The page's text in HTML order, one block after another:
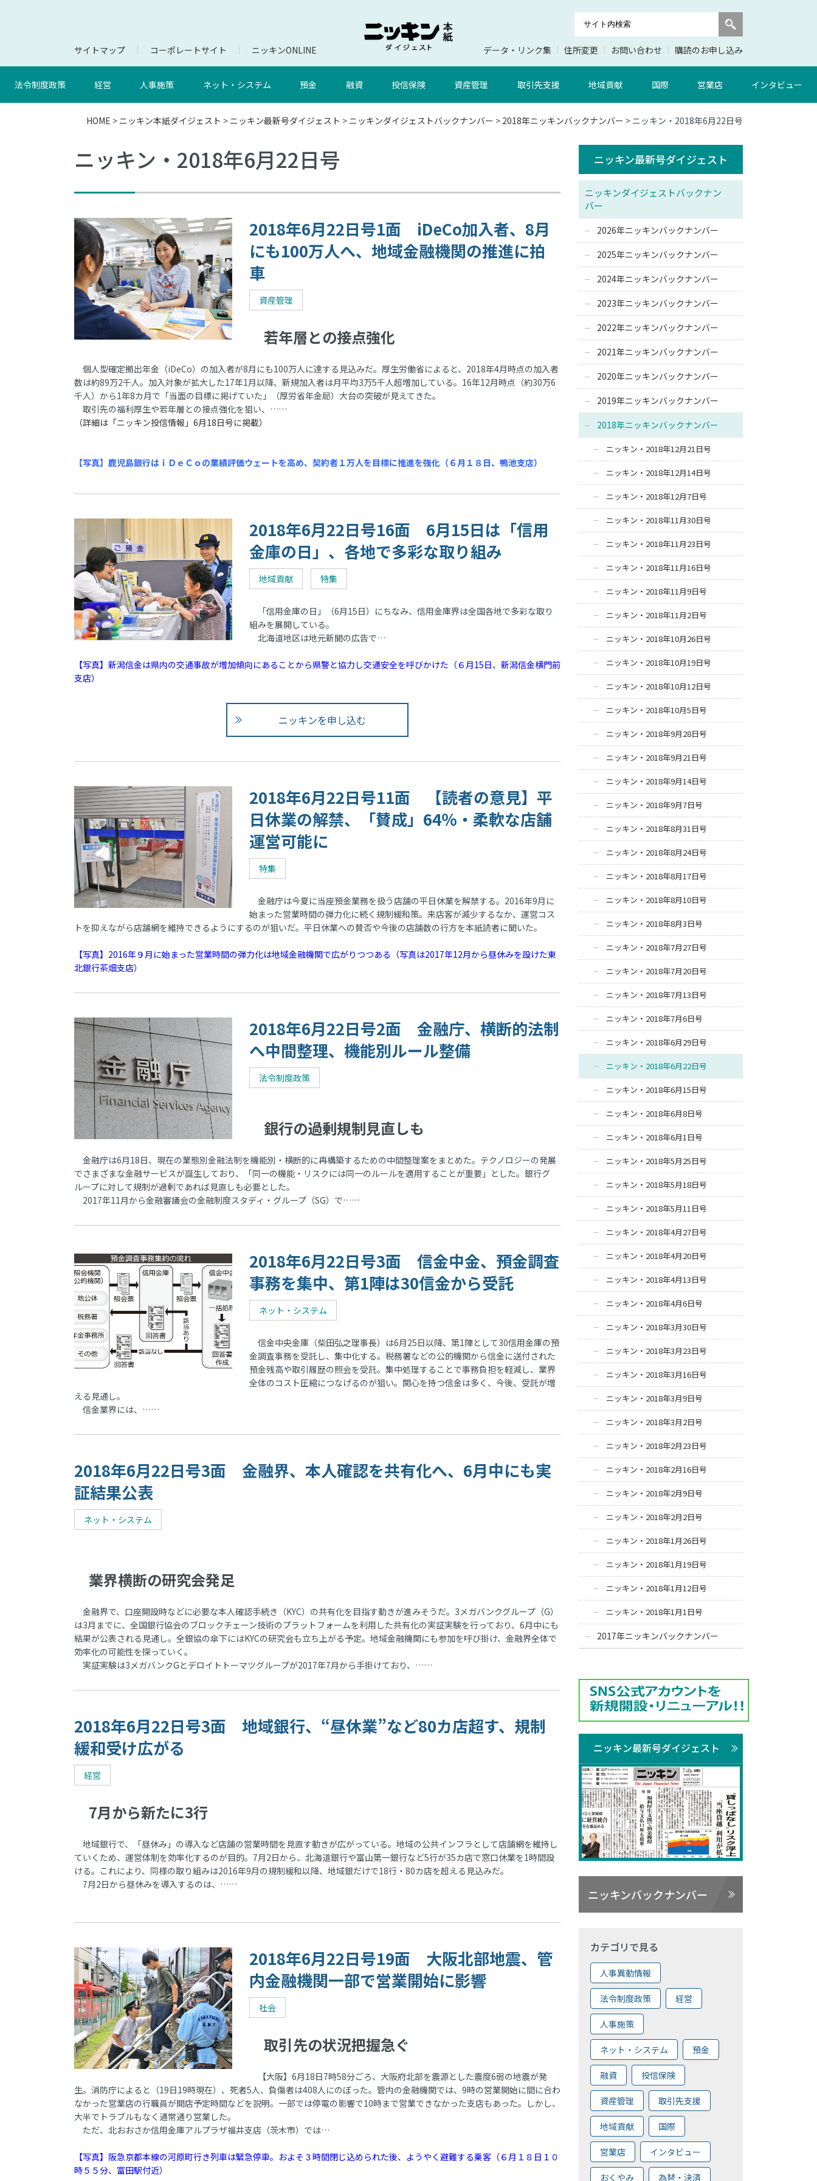
サイトマップ コーポレートサイト ニッキンONLINE データ・リンク集 住所変更 お問い合わせ 購読のお申し込み
法令制度政策 経営 人事施策 ネット・システム 預金 融資 投信保険 資産管理 取引先支援 地域貢献 国際 営業店 インタビュー
HOME > ニッキン本紙ダイジェスト > ニッキン最新号ダイジェスト > ニッキンダイジェストバックナンバー > 2018年ニッキンバックナンバー > ニッキン・2018年6月22日号
ニッキン・2018年6月22日号
2018年6月22日号1面 iDeCo加入者、8月
にも100万人へ、地域金融機関の推進に拍
車
資産管理
若年層との接点強化
個人型確定拠出年金（iDeCo）の加入者が8月にも100万人に達する見込みだ。厚生労働省によると、2018年4月時点の加入者
数は約89万2千人。加入対象が拡大した17年1月以降、新規加入者は月平均3万5千人超増加している。16年12月時点（約30万6
千人）から1年8カ月で「当面の目標に掲げていた」（厚労省年金局）大台の突破が見えてきた。
取引先の福利厚生や若年層との接点強化を狙い、……
（詳細は「ニッキン投信情報」6月18日号に掲載）
【写真】鹿児島銀行はｉＤｅＣｏの業績評価ウェートを高め、契約者１万人を目標に推進を強化（６月１８日、鴨池支店）
2018年6月22日号16面 6月15日は「信用
金庫の日」、各地で多彩な取り組み
地域貢献 特集
「信用金庫の日」（6月15日）にちなみ、信用金庫界は全国各地で多彩な取り
組みを展開している。
北海道地区は地元新聞の広告で…
【写真】新潟信金は県内の交通事故が増加傾向にあることから県警と協力し交通安全を呼びかけた（６月15日、新潟信金横門前
支店）
ニッキンを申し込む
2018年6月22日号11面 【読者の意見】平
日休業の解禁、「賛成」64％・柔軟な店舗
運営可能に
特集
金融庁は今夏に当座預金業務を扱う店舗の平日休業を解禁する。2016年9月に
始まった営業時間の弾力化に続く規制緩和策。来店客が減少するなか、運営コス
トを抑えながら店舗網を維持できるようにするのが狙いだ。平日休業への賛否や今後の店舗数の行方を本紙読者に聞いた。
【写真】2016年９月に始まった営業時間の弾力化は地域金融機関で広がりつつある（写真は2017年12月から昼休みを設けた東
北銀行茶畑支店）
2018年6月22日号2面 金融庁、横断的法制
へ中間整理、機能別ルール整備
法令制度政策
銀行の過剰規制見直しも
金融庁は6月18日、現在の業態別金融法制を機能別・横断的に再構築するための中間整理案をまとめた。テクノロジーの発展
でさまざまな金融サービスが誕生しており、「同一の機能・リスクには同一のルールを適用することが重要」とした。銀行グ
ループに対して規制が過剰であれば見直しも必要とした。
2017年11月から金融審議会の金融制度スタディ・グループ（SG）で……
2018年6月22日号3面 信金中金、預金調査
事務を集中、第1陣は30信金から受託
ネット・システム
信金中央金庫（柴田弘之理事長）は6月25日以降、第1陣として30信用金庫の預
金調査事務を受託し、集中化する。税務署などの公的機関から信金に送付された
預金残高や取引履歴の照会を受託。集中処理することで事務負担を軽減し、業界
全体のコスト圧縮につなげるのが狙い。関心を持つ信金は多く、今後、受託が増
える見通し。
信金業界には、……
2018年6月22日号3面 金融界、本人確認を共有化へ、6月中にも実
証結果公表
ネット・システム
業界横断の研究会発足
金融界で、口座開設時などに必要な本人確認手続き（KYC）の共有化を目指す動きが進みそうだ。3メガバンクグループ（G）
は3月までに、全国銀行協会のブロックチェーン技術のプラットフォームを利用した共有化の実証実験を行っており、6月中にも
結果が公表される見通し。全銀協の傘下にはKYCの研究会も立ち上がる予定。地域金融機関にも参加を呼び掛け、金融界全体で
効率化の可能性を探っていく。
実証実験は3メガバンクGとデロイトトーマツグループが2017年7月から手掛けており、……
2018年6月22日号3面 地域銀行、“昼休業”など80カ店超す、規制
緩和受け広がる
経営
7月から新たに3行
地域銀行で、「昼休み」の導入など店舗の営業時間を見直す動きが広がっている。地域の公共インフラとして店舗網を維持し
ていくため、運営体制を効率化するのが目的。7月2日から、北海道銀行や富山第一銀行など5行が35カ店で窓口休業を1時間設
ける。これにより、同様の取り組みは2016年9月の規制緩和以降、地域銀だけで18行・80カ店を超える見込みだ。
7月2日から昼休みを導入するのは、……
2018年6月22日号19面 大阪北部地震、管
内金融機関一部で営業開始に影響
社会
取引先の状況把握急ぐ
【大阪】6月18日7時58分ごろ、大阪府北部を震源とした震度6弱の地震が発
生。消防庁によると（19日19時現在）、死者5人、負傷者は408人にのぼった。管内の金融機関では、9時の営業開始に間に合わ
なかった営業店の行職員が開店予定時間などを説明。一部では停電の影響で10時まで営業できなかった支店もあった。しかし、
大半でトラブルもなく通常通り営業した。
ただ、北おおさか信用金庫アルプラザ福井支店（茨木市）では…
【写真】阪急京都本線の河原町行き列車は緊急停車。およそ３時間閉じ込められた後、ようやく避難する乗客（６月１８日１０
時５５分、富田駅付近）
ニッキン最新号ダイジェスト
ニッキンダイジェストバックナン
バー
2026年ニッキンバックナンバー
2025年ニッキンバックナンバー
2024年ニッキンバックナンバー
2023年ニッキンバックナンバー
2022年ニッキンバックナンバー
2021年ニッキンバックナンバー
2020年ニッキンバックナンバー
2019年ニッキンバックナンバー
2018年ニッキンバックナンバー
ニッキン・2018年12月21日号
ニッキン・2018年12月14日号
ニッキン・2018年12月7日号
ニッキン・2018年11月30日号
ニッキン・2018年11月23日号
ニッキン・2018年11月16日号
ニッキン・2018年11月9日号
ニッキン・2018年11月2日号
ニッキン・2018年10月26日号
ニッキン・2018年10月19日号
ニッキン・2018年10月12日号
ニッキン・2018年10月5日号
ニッキン・2018年9月28日号
ニッキン・2018年9月21日号
ニッキン・2018年9月14日号
ニッキン・2018年9月7日号
ニッキン・2018年8月31日号
ニッキン・2018年8月24日号
ニッキン・2018年8月17日号
ニッキン・2018年8月10日号
ニッキン・2018年8月3日号
ニッキン・2018年7月27日号
ニッキン・2018年7月20日号
ニッキン・2018年7月13日号
ニッキン・2018年7月6日号
ニッキン・2018年6月29日号
ニッキン・2018年6月22日号
ニッキン・2018年6月15日号
ニッキン・2018年6月8日号
ニッキン・2018年6月1日号
ニッキン・2018年5月25日号
ニッキン・2018年5月18日号
ニッキン・2018年5月11日号
ニッキン・2018年4月27日号
ニッキン・2018年4月20日号
ニッキン・2018年4月13日号
ニッキン・2018年4月6日号
ニッキン・2018年3月30日号
ニッキン・2018年3月23日号
ニッキン・2018年3月16日号
ニッキン・2018年3月9日号
ニッキン・2018年3月2日号
ニッキン・2018年2月23日号
ニッキン・2018年2月16日号
ニッキン・2018年2月9日号
ニッキン・2018年2月2日号
ニッキン・2018年1月26日号
ニッキン・2018年1月19日号
ニッキン・2018年1月12日号
ニッキン・2018年1月1日号
2017年ニッキンバックナンバー
ニッキン最新号ダイジェスト
ニッキンバックナンバー
カテゴリで見る
人事異動情報
法令制度政策 経営
人事施策
ネット・システム 預金
融資 投信保険
資産管理 取引先支援
地域貢献 国際
営業店 インタビュー
おくやみ 為替・決済